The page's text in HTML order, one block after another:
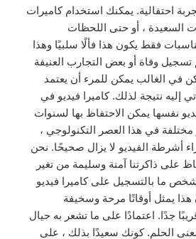
احتفالية. يمكنك استخدام كاميرات
السعيدة ، أو حتى اللحظات
فقط يكون هذا فألًا سلبيًا وهذا
وفاة أو بعض التجارب العنيفة
في الغالب يمكن للمرء أن يعتمد
نتيجة لذلك. كاميرا فيديو في
نفسها يمكن الاحتفاظ بها لسنوات
مختلفة في هذا العصر التكنولوجي ،
أشرطة الفيديو لا يزال صحيحًا. نحن
على ذاكرتنا آمنة وسليمة من تغير
ما بالتسجيل على كاميرا فيديو
يمثل أوقاتًا مرحة وسخيفة
جدًا. اعتمادًا على ما تشعر به حيال
معنى الحلم. كونك سعيدًا بذلك ، على